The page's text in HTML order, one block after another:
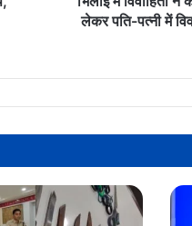
विवाद,
पुलिस
में
जुटी
लेकर पति-पत्नी में